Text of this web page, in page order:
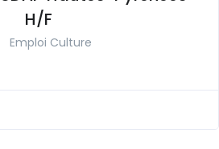
H/F
Emploi Culture